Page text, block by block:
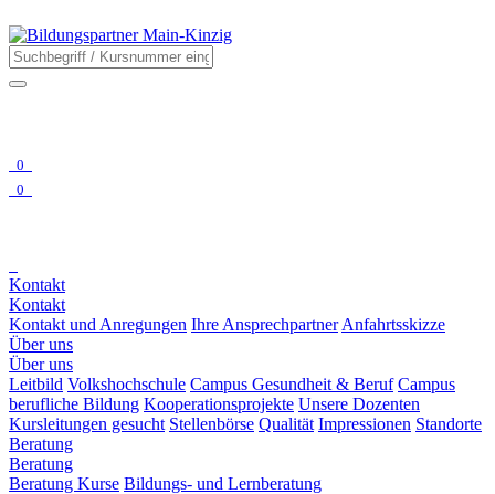
0
0
Kontakt
Kontakt
Kontakt und Anregungen Ihre Ansprechpartner Anfahrtsskizze
Über uns
Über uns
Leitbild Volkshochschule Campus Gesundheit & Beruf Campus
berufliche Bildung Kooperationsprojekte Unsere Dozenten
Kursleitungen gesucht Stellenbörse Qualität Impressionen Standorte
Beratung
Beratung
Beratung Kurse Bildungs- und Lernberatung